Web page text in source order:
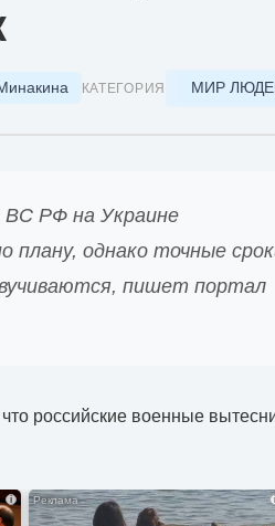
КАТЕГОРИЯ МИР
ВС РФ на Украине
плану, однако точные
пишет портал
российские военные
i